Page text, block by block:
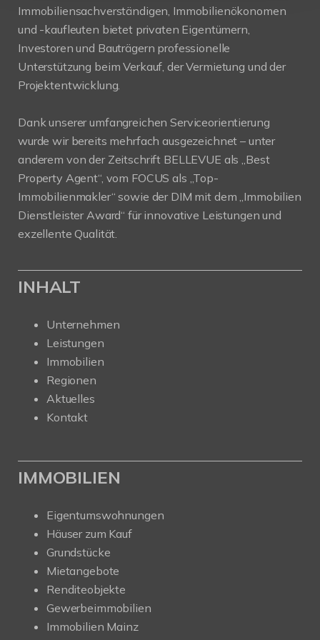
Immobiliensachverständigen, Immobilienökonomen
und -kaufleuten bietet privaten Eigentümern,
Investoren und Bauträgern professionelle
Unterstützung beim Verkauf, der Vermietung und der
Projektentwicklung.
Dank unserer umfangreichen Serviceorientierung
wurde wir bereits mehrfach ausgezeichnet – unter
anderem von der Zeitschrift BELLEVUE als „Best
Property Agent“, vom FOCUS als „Top-
Immobilienmakler“ sowie der DIM mit dem „Immobilien
Dienstleister Award“ für innovative Leistungen und
exzellente Qualität.
INHALT
Unternehmen
Leistungen
Immobilien
Regionen
Aktuelles
Kontakt
IMMOBILIEN
Eigentumswohnungen
Häuser zum Kauf
Grundstücke
Mietangebote
Renditeobjekte
Gewerbeimmobilien
Immobilien Mainz